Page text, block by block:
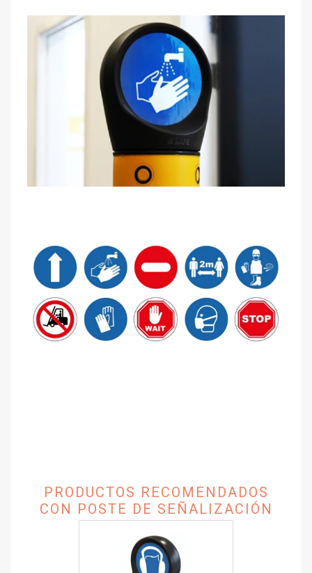
PRODUCTOS RECOMENDADOS
CON POSTE DE SEÑALIZACIÓN